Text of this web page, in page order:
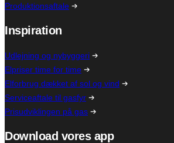
Produktionsaftale
Inspiration
Udlejning og nybyggeri
Elpriser time for time
Elforbrug dækket af sol og vind
Serviceaftale til gasfyr
Prisudviklingen på gas
Download vores app